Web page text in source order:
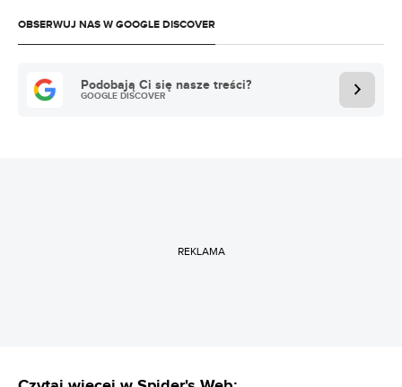
OBSERWUJ NAS W GOOGLE DISCOVER
Podobają Ci się nasze treści?
GOOGLE DISCOVER
REKLAMA